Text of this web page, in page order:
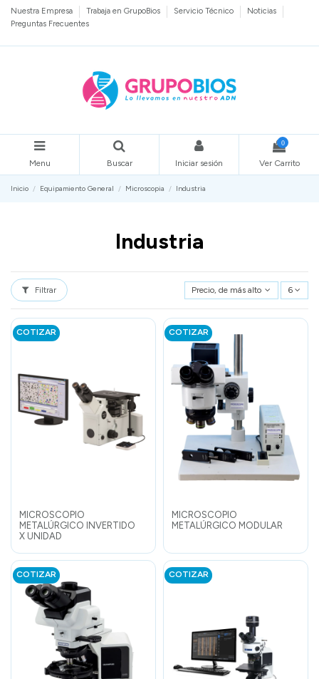
Nuestra Empresa Trabaja en GrupoBios Servicio Técnico
Noticias
Preguntas Frecuentes
Menu Buscar Iniciar sesión
0
Ver Carrito
Inicio Equipamiento General Microscopia Industria
Industria
Filtrar Precio, de más alto a más bajo
6
COTIZAR
MICROSCOPIO
METALÚRGICO INVERTIDO
X UNIDAD
COTIZAR
MICROSCOPIO
METALÚRGICO MODULAR
COTIZAR COTIZAR